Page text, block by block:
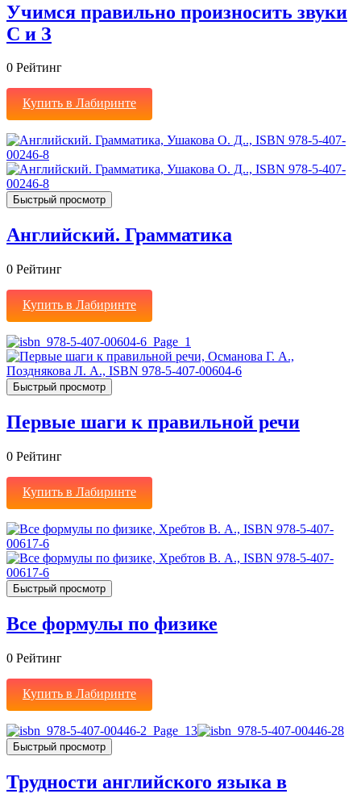
Учимся правильно произносить звуки
С и З
0 Рейтинг
Купить в Лабиринте
Быстрый просмотр
Английский. Грамматика
0 Рейтинг
Купить в Лабиринте
Быстрый просмотр
Первые шаги к правильной речи
0 Рейтинг
Купить в Лабиринте
Быстрый просмотр
Все формулы по физике
0 Рейтинг
Купить в Лабиринте
Быстрый просмотр
Трудности английского языка в